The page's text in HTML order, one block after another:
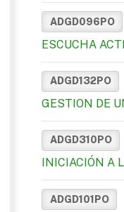
ADGD096PO
ESCUCHA
ADGD132PO
GESTION DE
ADGD310PO
INICIACIÓN A
ADGD101PO